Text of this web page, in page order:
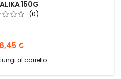
150G
(0)
6,45 €
al carrello